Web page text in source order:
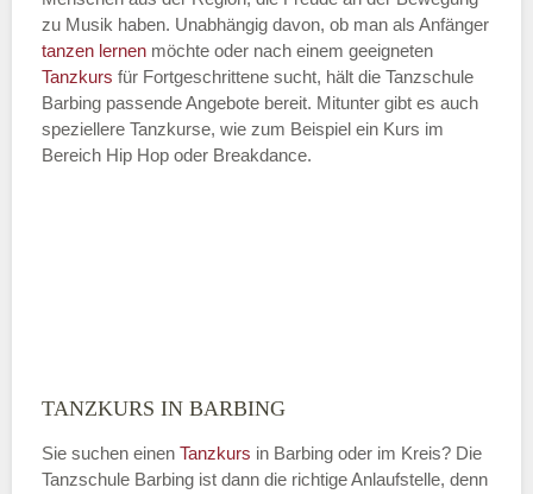
zu Musik haben. Unabhängig davon, ob man als Anfänger
tanzen lernen möchte oder nach einem geeigneten
Tanzkurs für Fortgeschrittene sucht, hält die Tanzschule
Barbing passende Angebote bereit. Mitunter gibt es auch
speziellere Tanzkurse, wie zum Beispiel ein Kurs im
Bereich Hip Hop oder Breakdance.
TANZKURS IN BARBING
Sie suchen einen Tanzkurs in Barbing oder im Kreis? Die
Tanzschule Barbing ist dann die richtige Anlaufstelle, denn